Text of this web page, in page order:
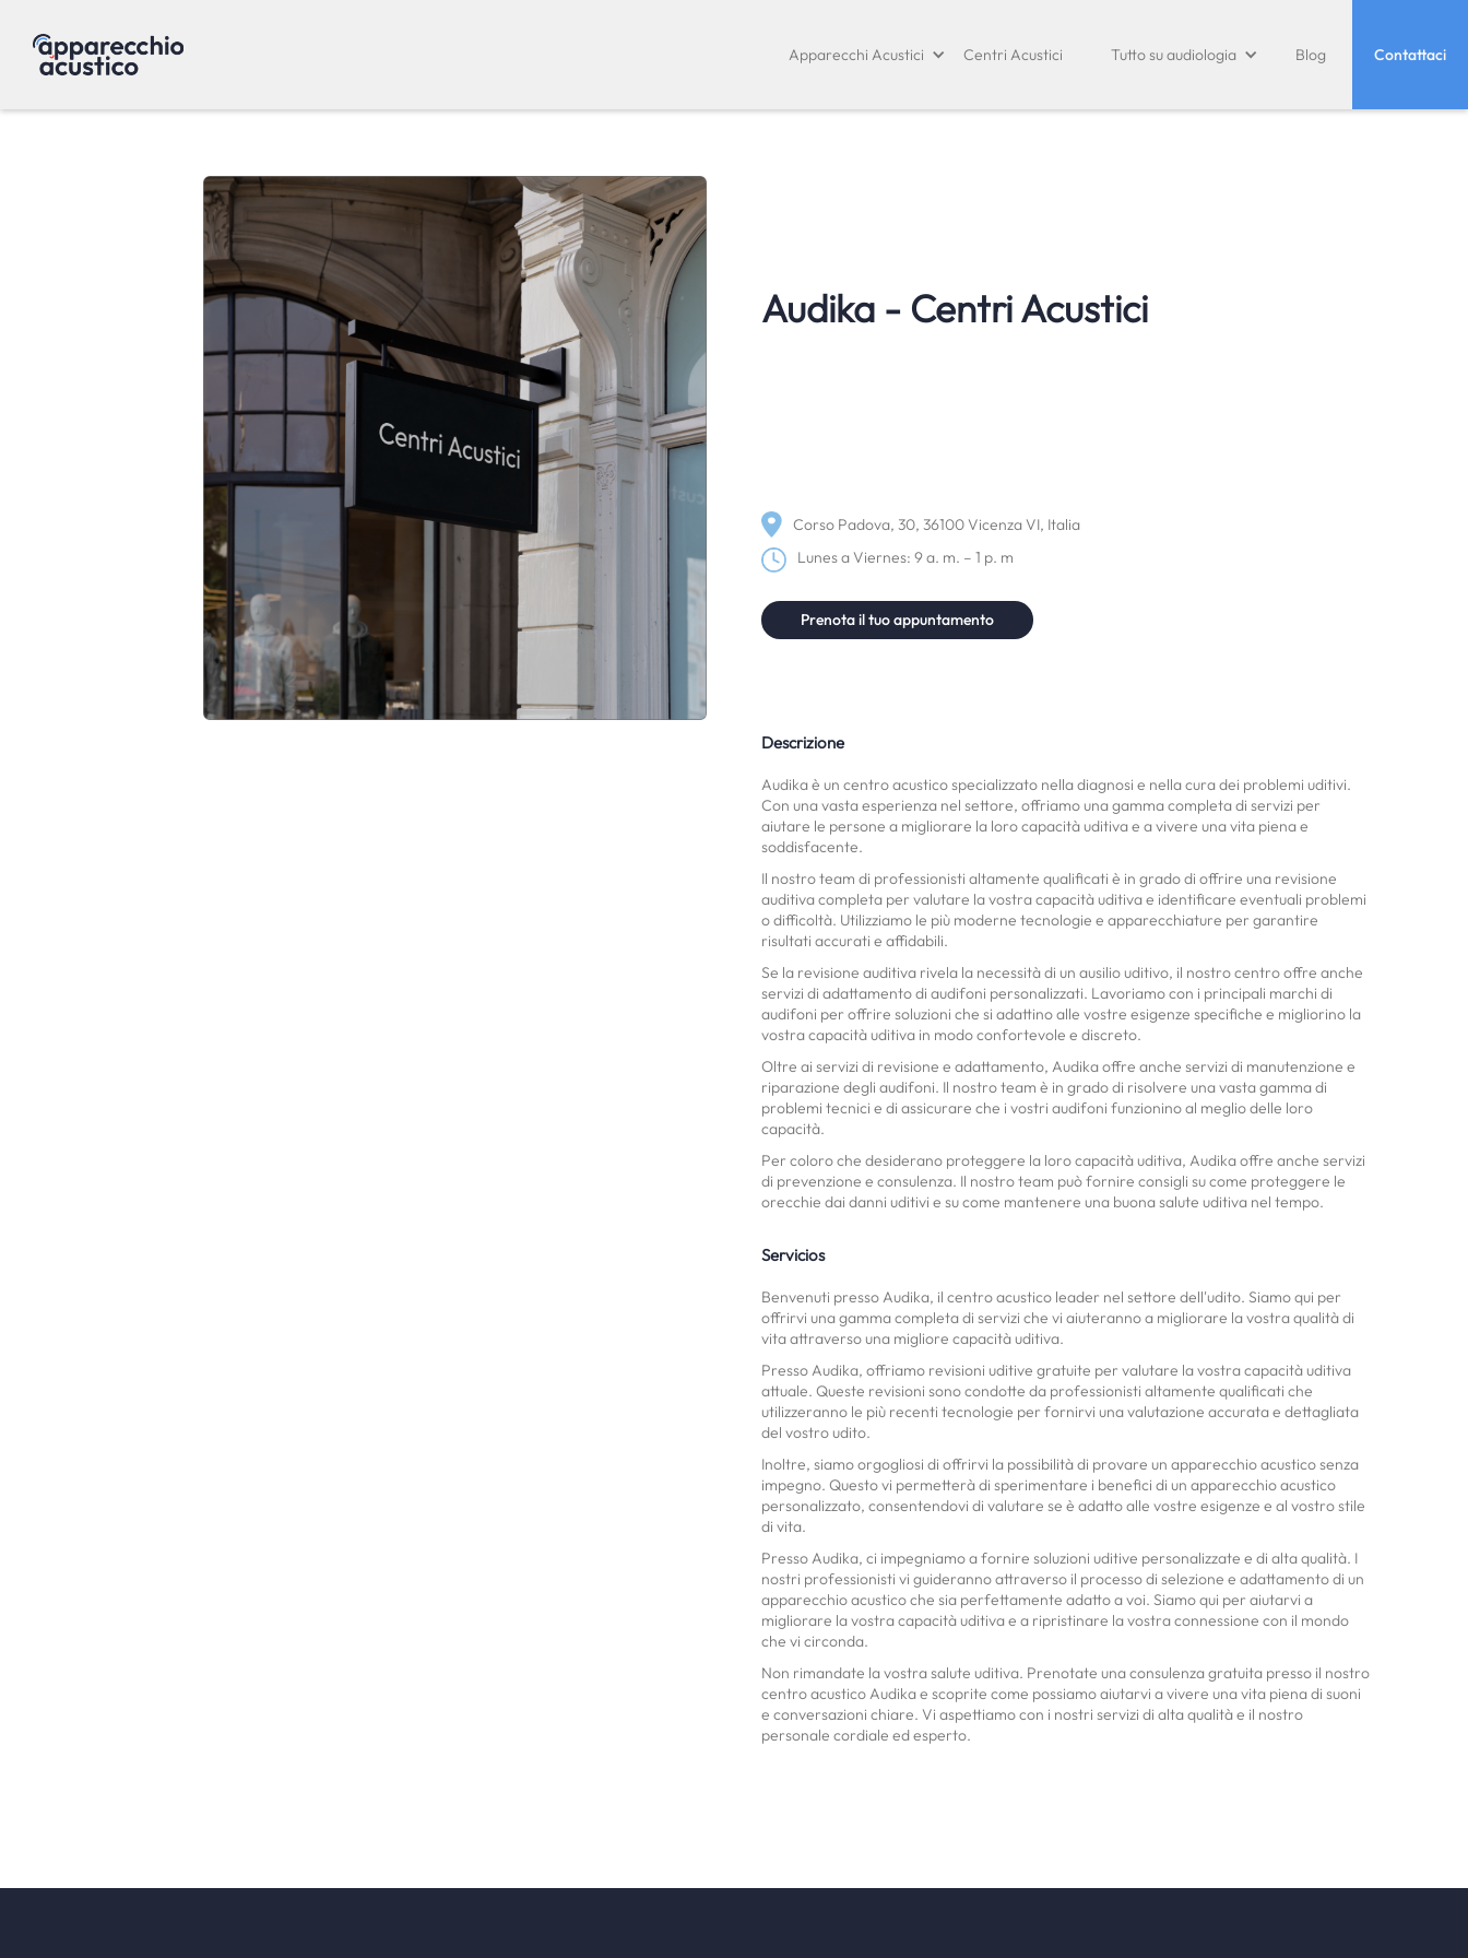
Apparecchi Acustici Centri Acustici Tutto su audiologia Blog Contattaci
Audika - Centri Acustici
Corso Padova, 30, 36100 Vicenza VI, Italia
Lunes a Viernes: 9 a. m. – 1 p. m
Prenota il tuo appuntamento
Descrizione
Audika è un centro acustico specializzato nella diagnosi e nella cura dei problemi uditivi.
Con una vasta esperienza nel settore, offriamo una gamma completa di servizi per
aiutare le persone a migliorare la loro capacità uditiva e a vivere una vita piena e
soddisfacente.
Il nostro team di professionisti altamente qualificati è in grado di offrire una revisione
auditiva completa per valutare la vostra capacità uditiva e identificare eventuali problemi
o difficoltà. Utilizziamo le più moderne tecnologie e apparecchiature per garantire
risultati accurati e affidabili.
Se la revisione auditiva rivela la necessità di un ausilio uditivo, il nostro centro offre anche
servizi di adattamento di audifoni personalizzati. Lavoriamo con i principali marchi di
audifoni per offrire soluzioni che si adattino alle vostre esigenze specifiche e migliorino la
vostra capacità uditiva in modo confortevole e discreto.
Oltre ai servizi di revisione e adattamento, Audika offre anche servizi di manutenzione e
riparazione degli audifoni. Il nostro team è in grado di risolvere una vasta gamma di
problemi tecnici e di assicurare che i vostri audifoni funzionino al meglio delle loro
capacità.
Per coloro che desiderano proteggere la loro capacità uditiva, Audika offre anche servizi
di prevenzione e consulenza. Il nostro team può fornire consigli su come proteggere le
orecchie dai danni uditivi e su come mantenere una buona salute uditiva nel tempo.
Servicios
Benvenuti presso Audika, il centro acustico leader nel settore dell'udito. Siamo qui per
offrirvi una gamma completa di servizi che vi aiuteranno a migliorare la vostra qualità di
vita attraverso una migliore capacità uditiva.
Presso Audika, offriamo revisioni uditive gratuite per valutare la vostra capacità uditiva
attuale. Queste revisioni sono condotte da professionisti altamente qualificati che
utilizzeranno le più recenti tecnologie per fornirvi una valutazione accurata e dettagliata
del vostro udito.
Inoltre, siamo orgogliosi di offrirvi la possibilità di provare un apparecchio acustico senza
impegno. Questo vi permetterà di sperimentare i benefici di un apparecchio acustico
personalizzato, consentendovi di valutare se è adatto alle vostre esigenze e al vostro stile
di vita.
Presso Audika, ci impegniamo a fornire soluzioni uditive personalizzate e di alta qualità. I
nostri professionisti vi guideranno attraverso il processo di selezione e adattamento di un
apparecchio acustico che sia perfettamente adatto a voi. Siamo qui per aiutarvi a
migliorare la vostra capacità uditiva e a ripristinare la vostra connessione con il mondo
che vi circonda.
Non rimandate la vostra salute uditiva. Prenotate una consulenza gratuita presso il nostro
centro acustico Audika e scoprite come possiamo aiutarvi a vivere una vita piena di suoni
e conversazioni chiare. Vi aspettiamo con i nostri servizi di alta qualità e il nostro
personale cordiale ed esperto.